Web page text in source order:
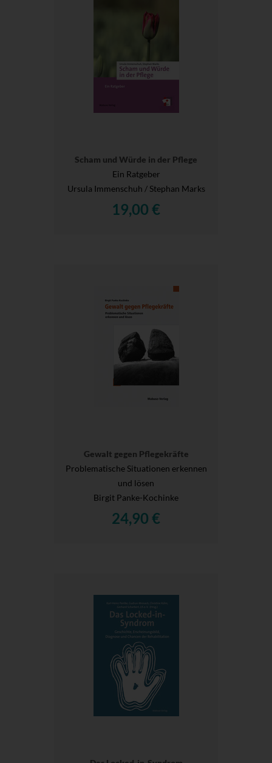
Scham und Würde in der Pflege
Ein Ratgeber
Ursula Immenschuh / Stephan Marks
19,00 €
Gewalt gegen Pflegekräfte
Problematische Situationen erkennen
und lösen
Birgit Panke-Kochinke
24,90 €